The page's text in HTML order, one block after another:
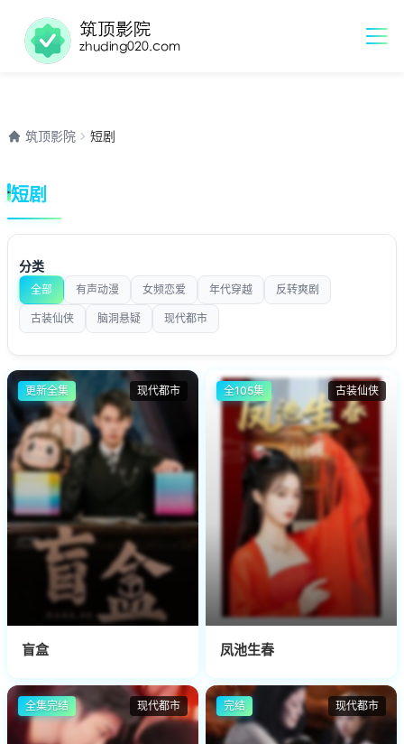
筑顶影院 短剧
短剧
分类
全部 有声动漫 女频恋爱 年代穿越 反转爽剧
古装仙侠 脑洞悬疑 现代都市
现代都市
更新全集
盲盒
古装仙侠
全105集
凤池生春
现代都市
全集完结 现代都市
完结